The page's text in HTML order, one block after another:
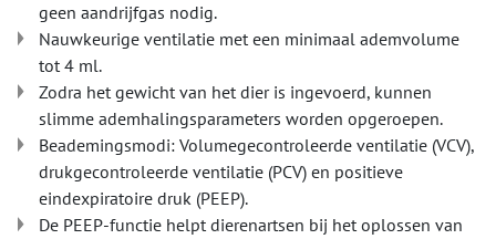
geen aandrijfgas nodig.
Nauwkeurige ventilatie met een minimaal ademvolume
tot 4 ml.
Zodra het gewicht van het dier is ingevoerd, kunnen
slimme ademhalingsparameters worden opgeroepen.
Beademingsmodi: Volumegecontroleerde ventilatie (VCV),
drukgecontroleerde ventilatie (PCV) en positieve
eindexpiratoire druk (PEEP).
De PEEP-functie helpt dierenartsen bij het oplossen van